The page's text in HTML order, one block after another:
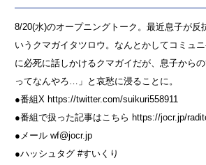
8/20(水)のオープニングトーク。最近息子が反
いうクマガイタツロウ。なんとかしてコミュ
に必死に話しかけるクマガイだが、息子から
ってなんやろ…」と哀愁に浸ることに。
●番組X https://twitter.com/suikuri558911
●番組で扱った記事はこちら https://jocr.jp/
●メール wf@jocr.jp
●ハッシュタグ #すいくり